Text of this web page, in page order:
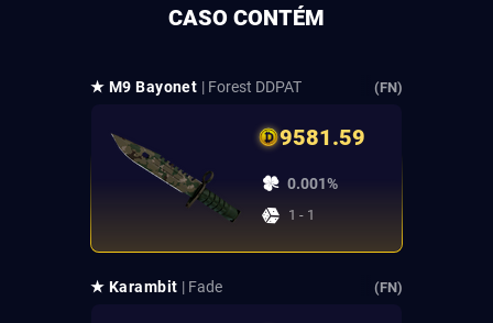
CASO CONTÉM
★ M9 Bayonet | Forest DDPAT (FN)
9581.59
0.001%
1 - 1
★ Karambit | Fade (FN)